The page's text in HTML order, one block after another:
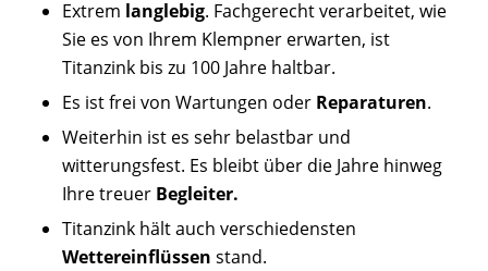
Extrem langlebig. Fachgerecht verarbeitet, wie
Sie es von Ihrem Klempner erwarten, ist
Titanzink bis zu 100 Jahre haltbar.
Es ist frei von Wartungen oder Reparaturen.
Weiterhin ist es sehr belastbar und
witterungsfest. Es bleibt über die Jahre hinweg
Ihre treuer Begleiter.
Titanzink hält auch verschiedensten
Wettereinflüssen stand.